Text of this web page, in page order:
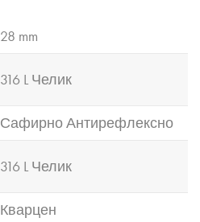
28 mm
316 L Челик
Сафирно Антирефлексно
316 L Челик
Кварцен